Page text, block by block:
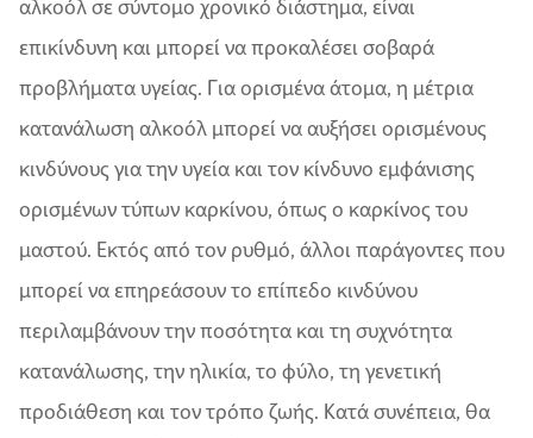
αλκοόλ σε σύντομο χρονικό διάστημα, είναι
επικίνδυνη και μπορεί να προκαλέσει σοβαρά
προβλήματα υγείας. Για ορισμένα άτομα, η μέτρια
κατανάλωση αλκοόλ μπορεί να αυξήσει ορισμένους
κινδύνους για την υγεία και τον κίνδυνο εμφάνισης
ορισμένων τύπων καρκίνου, όπως ο καρκίνος του
μαστού. Εκτός από τον ρυθμό, άλλοι παράγοντες που
μπορεί να επηρεάσουν το επίπεδο κινδύνου
περιλαμβάνουν την ποσότητα και τη συχνότητα
κατανάλωσης, την ηλικία, το φύλο, τη γενετική
προδιάθεση και τον τρόπο ζωής. Κατά συνέπεια, θα